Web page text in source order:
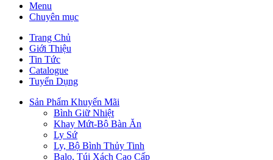
Menu
Chuyên mục
Trang Chủ
Giới Thiệu
Tin Tức
Catalogue
Tuyển Dụng
Sản Phẩm Khuyến Mãi
Bình Giữ Nhiệt
Khay Mứt-Bộ Bàn Ăn
Ly Sứ
Ly, Bộ Bình Thủy Tinh
Balo, Túi Xách Cao Cấp